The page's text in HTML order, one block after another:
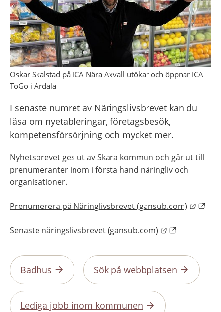
Oskar Skalstad på ICA Nära Axvall utökar och öppnar ICA
ToGo i Ardala
I senaste numret av Näringslivsbrevet kan du
läsa om nyetableringar, företagsbesök,
kompetensförsörjning och mycket mer.
Nyhetsbrevet ges ut av Skara kommun och går ut till
prenumeranter inom i första hand näringliv och
organisationer.
Prenumerera på Näringlivsbrevet (gansub.com) Länk
Senaste näringslivsbrevet (gansub.com) Länk till
Badhus Sök på webbplatsen
Lediga jobb inom kommunen